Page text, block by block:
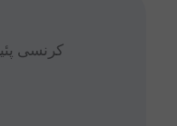
کرنسی